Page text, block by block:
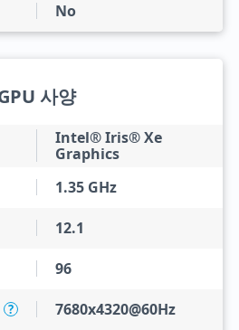
No
사양
Intel® Iris® Xe
Graphics
1.35 GHz
12.1
96
? 7680x4320@60Hz